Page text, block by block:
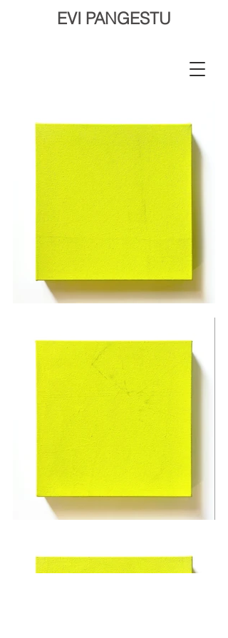
EVI PANGESTU